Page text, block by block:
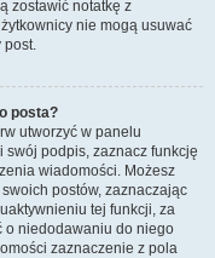
zostawić notatkę z
nie mogą usuwać
post.
posta?
utworzyć w panelu
swój podpis, zaznacz funkcję
wiadomości. Możesz
postów, zaznaczając
tej funkcji, za
o niedodawaniu do niego
zaznaczenie z pola